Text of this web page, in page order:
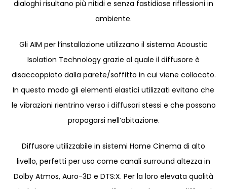
dialoghi risultano più nitidi e senza fastidiose riflessioni in
ambiente.
Gli AIM per l’installazione utilizzano il sistema Acoustic
Isolation Technology grazie al quale il diffusore è
disaccoppiato dalla parete/soffitto in cui viene collocato.
In questo modo gli elementi elastici utilizzati evitano che
le vibrazioni rientrino verso i diffusori stessi e che possano
propagarsi nell’abitazione.
Diffusore utilizzabile in sistemi Home Cinema di alto
livello, perfetti per uso come canali surround altezza in
Dolby Atmos, Auro-3D e DTS:X. Per la loro elevata qualità